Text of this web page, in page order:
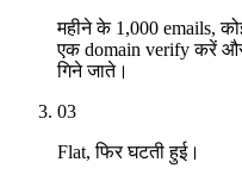
महीने के 1,000 emails,
एक domain verify करें
गिने जाते।
03
Flat, फिर घटती हुई।